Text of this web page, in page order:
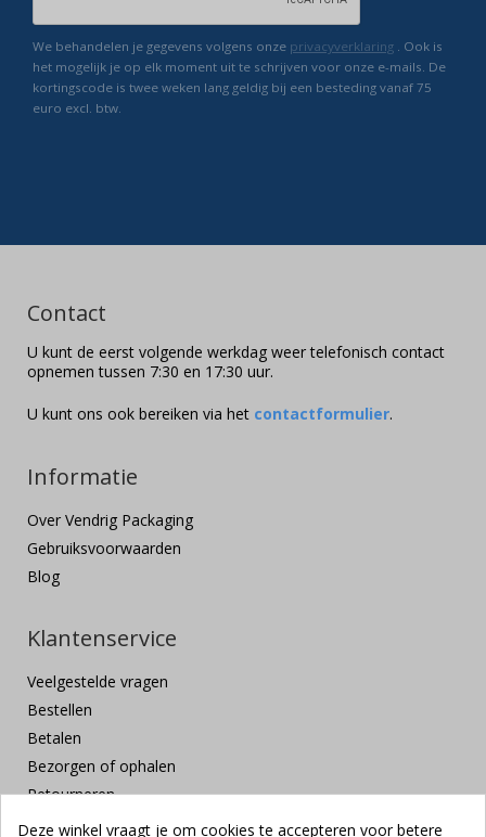
We behandelen je gegevens volgens onze privacyverklaring . Ook is
het mogelijk je op elk moment uit te schrijven voor onze e-mails. De
kortingscode is twee weken lang geldig bij een besteding vanaf 75
euro excl. btw.
Contact
U kunt de eerst volgende werkdag weer telefonisch contact
opnemen tussen 7:30 en 17:30 uur.
U kunt ons ook bereiken via het contactformulier.
Informatie
Over Vendrig Packaging
Gebruiksvoorwaarden
Blog
Klantenservice
Veelgestelde vragen
Bestellen
Betalen
Bezorgen of ophalen
Retourneren
Klachten en suggesties
Deze winkel vraagt je om cookies te accepteren voor betere